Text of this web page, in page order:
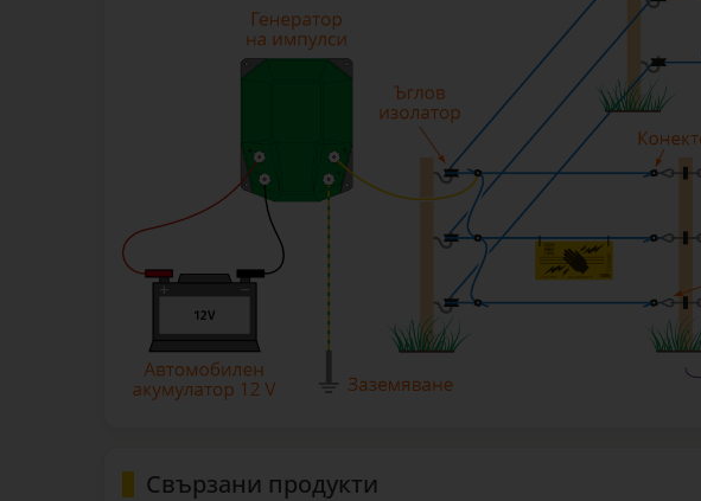
Свързани продукти